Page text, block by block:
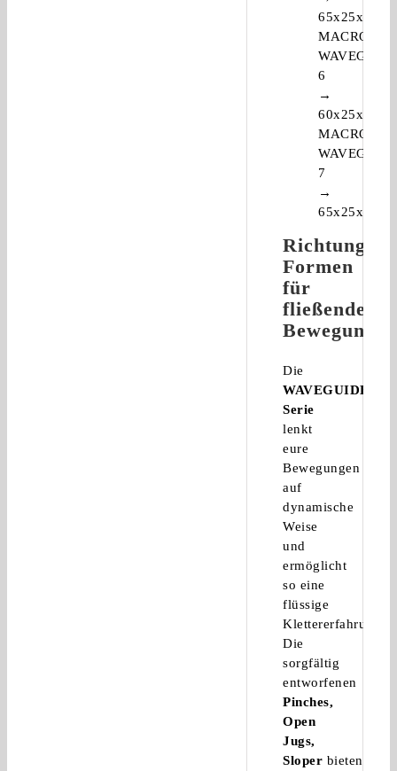
65x25x17
MACRO
6
→
60x25x18
MACRO
7
→
65x25x23
Formen
für
fließende
Bewegungen
Die
WAVEGUIDE
Serie
lenkt
eure
Bewegungen
auf
dynamische
Weise
und
ermöglicht
so eine
flüssige
Klettererfahrung.
Die
sorgfältig
entworfenen
Pinches,
Open
Jugs,
Sloper bieten